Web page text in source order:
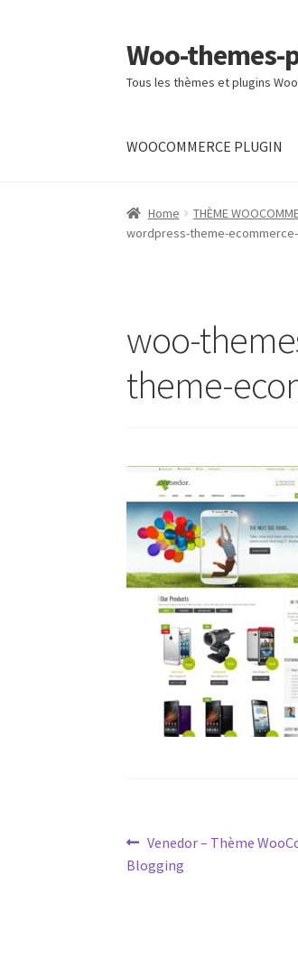
Skip
to
navigation
Skip
to
content
Woo-themes-
Tous les thèmes et plugins
WOOCOMMERCE PLUGIN
HomeHome THÈME
wordpress-theme-
woo-
theme-
Post
navigation
Previous
post:
Venedor – Thème
Blogging